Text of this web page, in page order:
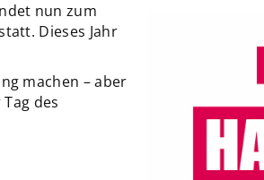
nun zum
Dieses Jahr
machen – aber
des